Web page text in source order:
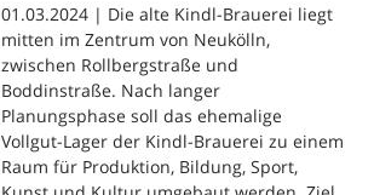
01.03.2024 | Die alte Kindl-Brauerei liegt
mitten im Zentrum von Neukölln,
zwischen Rollbergstraße und
Boddinstraße. Nach langer
Planungsphase soll das ehemalige
Vollgut-Lager der Kindl-Brauerei zu einem
Raum für Produktion, Bildung, Sport,